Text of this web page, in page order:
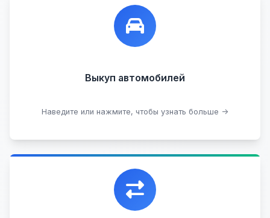
Выкуп автомобилей
Наведите или нажмите, чтобы узнать больше →
Лучшие предложения по выкупу автомобилей,
любых:
Проблемные
Кредитные
В залоге
Узнать стоимость
Уникальная возможность обменять ваш
автомобиль с доплатой, подобрав вам
подходящий вариант.